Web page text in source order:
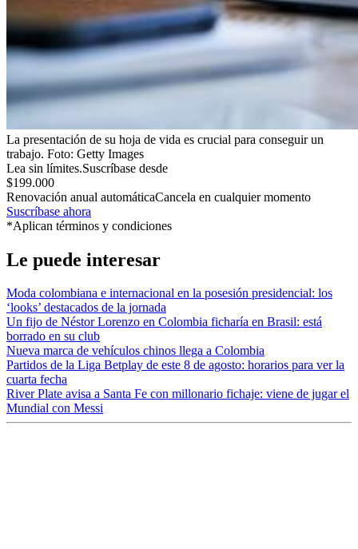
La presentación de su hoja de vida es crucial para conseguir un
trabajo. Foto: Getty Images
Lea sin límites.Suscríbase desde
$199.000
Renovación anual automáticaCancela en cualquier momento
Suscríbase ahora
*Aplican términos y condiciones
Le puede interesar
Moda colombiana e internacional en la posesión presidencial: los
‘looks’ destacados de la jornada
Un fijo de Néstor Lorenzo en Colombia ficharía en Brasil: está
borrado en su club
Nueva marca de vehículos chinos llega a Colombia
Partidos de la Liga Betplay de este 8 de agosto: horarios para ver la
cuarta fecha
River Plate avisa a Santa Fe con millonario fichaje: viene de jugar el
Mundial con Messi